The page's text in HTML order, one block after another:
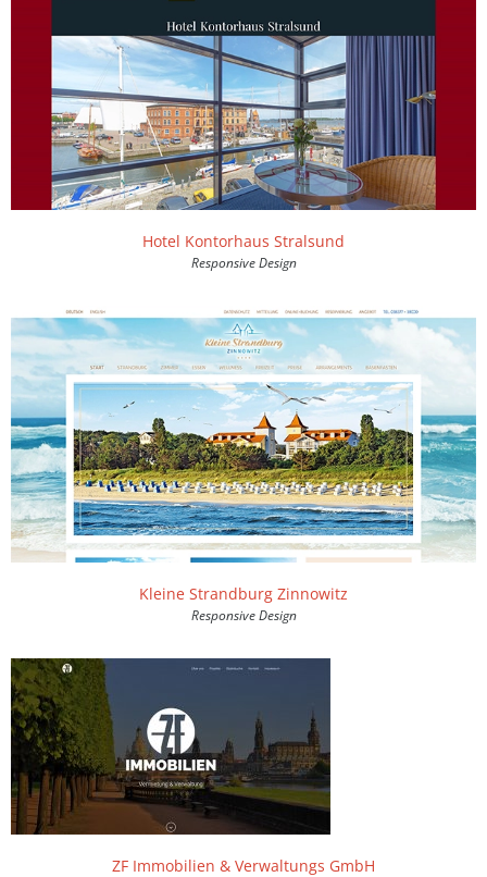
Hotel Kontorhaus Stralsund
Responsive Design
Kleine Strandburg Zinnowitz
Responsive Design
ZF Immobilien & Verwaltungs GmbH